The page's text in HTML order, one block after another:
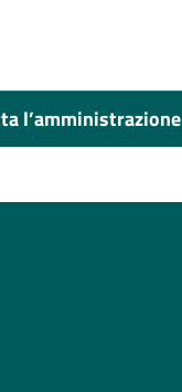
l’amministrazione